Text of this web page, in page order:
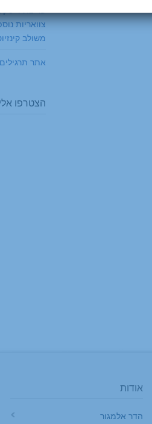
פריצת דיסק
צוואריות
משולב
אתר
הצטרפו
אודות
הדר אלמגור